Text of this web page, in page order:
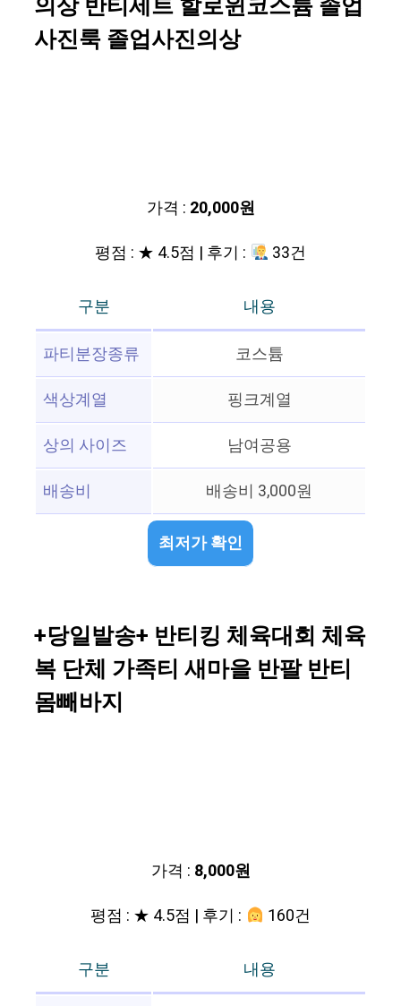
의상 반티세트 할로윈코스튬 졸업
사진룩 졸업사진의상
가격 : 20,000원
평점 : ★ 4.5점 | 후기 :
33건
구분
내용
파티분장종류
코스튬
색상계열
핑크계열
상의 사이즈
남여공용
배송비
배송비 3,000원
최저가 확인
+당일발송+ 반티킹 체육대회 체육
복 단체 가족티 새마을 반팔 반티
몸빼바지
가격 : 8,000원
평점 : ★ 4.5점 | 후기 :
160건
구분
내용